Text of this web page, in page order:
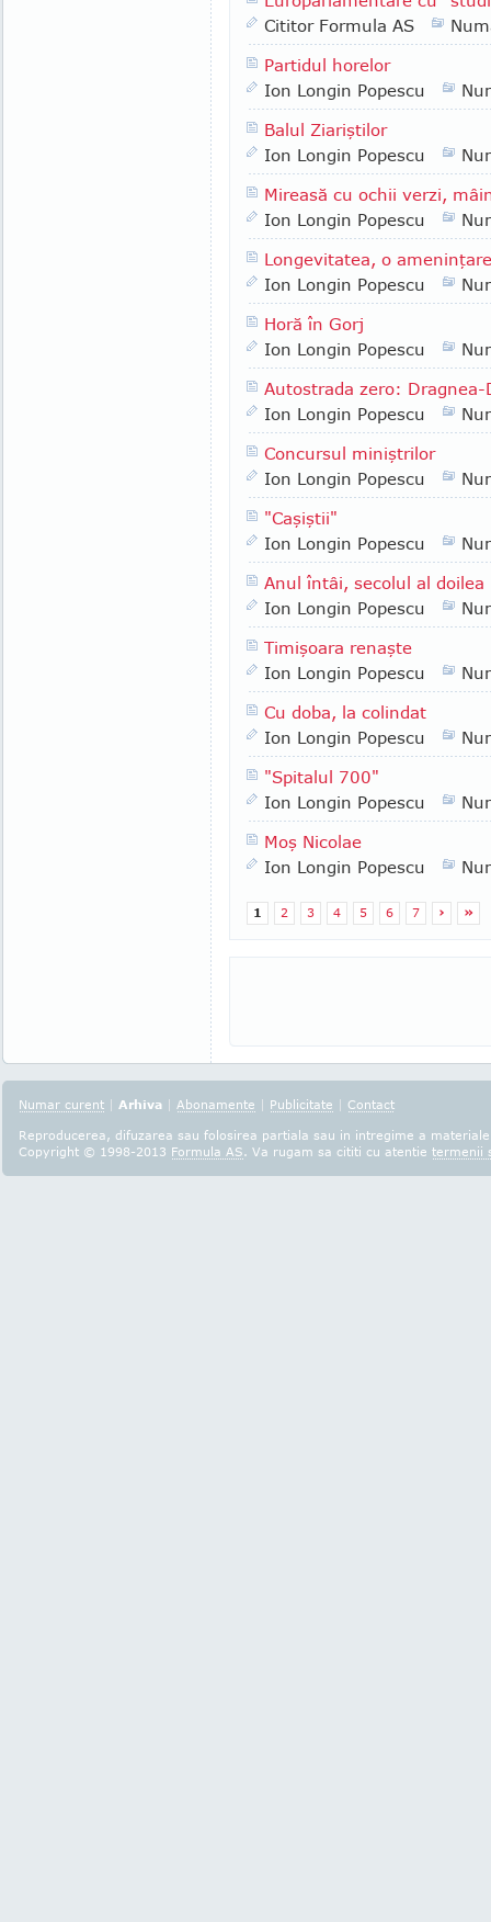
Cititor Formula AS
Partidul horelor
Ion Longin Popescu
Balul Ziariştilor
Ion Longin Popescu
Mireasă cu ochii verzi,
Ion Longin Popescu
Longevitatea, o ameninţare
Ion Longin Popescu
Horă în Gorj
Ion Longin Popescu
Autostrada zero: Dragnea-
Ion Longin Popescu
Concursul miniştrilor
Ion Longin Popescu
"Caşiştii"
Ion Longin Popescu
Anul întâi, secolul al doilea
Ion Longin Popescu
Timişoara renaşte
Ion Longin Popescu
Cu doba, la colindat
Ion Longin Popescu
"Spitalul 700"
Ion Longin Popescu
Moş Nicolae
Ion Longin Popescu
1 2 3 4 5 6 7 › »
Numar curent | Arhiva | Abonamente | Publicitate | Contact
Reproducerea, difuzarea sau folosirea partiala sau in intregime a
Copyright © 1998-2013 Formula AS. Va rugam sa cititi cu atentie termenii